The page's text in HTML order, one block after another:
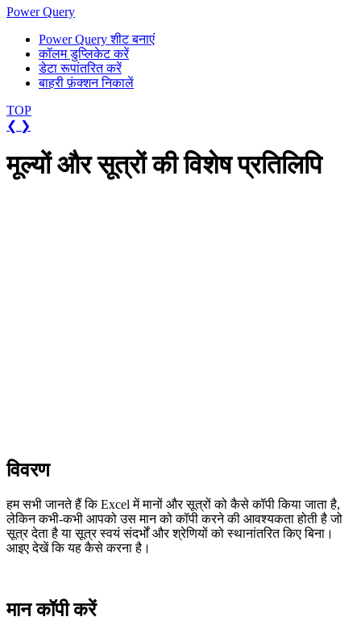
Power Query
Power Query शीट बनाएं
कॉलम डुप्लिकेट करें
डेटा रूपांतरित करें
बाहरी फ़ंक्शन निकालें
TOP
❮ ❯
मूल्यों और सूत्रों की विशेष प्रतिलिपि
विवरण
हम सभी जानते हैं कि Excel में मानों और सूत्रों को कैसे कॉपी किया जाता है,
लेकिन कभी-कभी आपको उस मान को कॉपी करने की आवश्यकता होती है जो
सूत्र देता है या सूत्र स्वयं संदर्भों और श्रेणियों को स्थानांतरित किए बिना।
आइए देखें कि यह कैसे करना है।
मान कॉपी करें